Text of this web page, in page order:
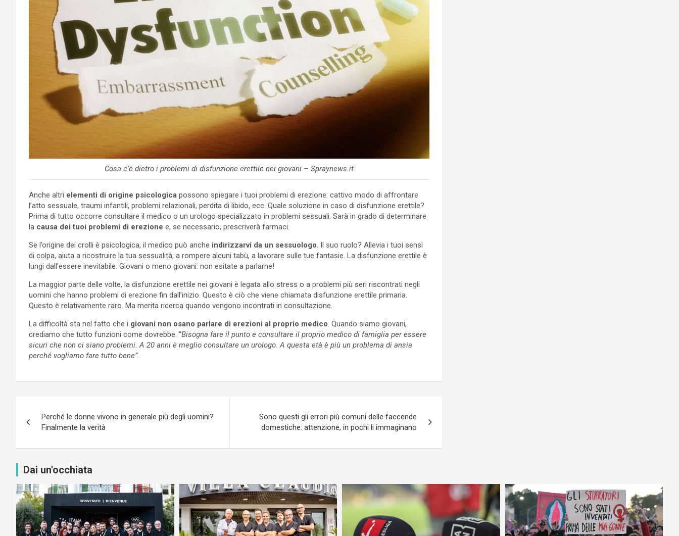
Cosa c’è dietro i problemi di disfunzione erettile nei giovani – Spraynews.it
Anche altri elementi di origine psicologica possono spiegare i tuoi problemi di erezione: cattivo modo di affrontare
l’atto sessuale, traumi infantili, problemi relazionali, perdita di libido, ecc. Quale soluzione in caso di disfunzione erettile?
Prima di tutto occorre consultare il medico o un urologo specializzato in problemi sessuali. Sarà in grado di determinare
la causa dei tuoi problemi di erezione e, se necessario, prescriverà farmaci.
Se l’origine dei crolli è psicologica, il medico può anche indirizzarvi da un sessuologo. Il suo ruolo? Allevia i tuoi sensi
di colpa, aiuta a ricostruire la tua sessualità, a rompere alcuni tabù, a lavorare sulle tue fantasie. La disfunzione erettile è
lungi dall’essere inevitabile. Giovani o meno giovani: non esitate a parlarne!
La maggior parte delle volte, la disfunzione erettile nei giovani è legata allo stress o a problemi più seri riscontrati negli
uomini che hanno problemi di erezione fin dall’inizio. Questo è ciò che viene chiamata disfunzione erettile primaria.
Questo è relativamente raro. Ma merita ricerca quando vengono incontrati in consultazione.
La difficoltà sta nel fatto che i giovani non osano parlare di erezioni al proprio medico. Quando siamo giovani,
crediamo che tutto funzioni come dovrebbe. “Bisogna fare il punto e consultare il proprio medico di famiglia per essere
sicuri che non ci siano problemi. A 20 anni è meglio consultare un urologo. A questa età è più un problema di ansia
perché vogliamo fare tutto bene”.
articoli
Perché le donne vivono in generale più degli uomini?
Finalmente la verità
Sono questi gli errori più comuni delle faccende
domestiche: attenzione, in pochi li immaginano
Dai un'occhiata